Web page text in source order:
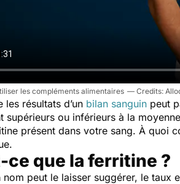
les compléments alimentaires
les résultats d’un bilan sanguin peut
supérieurs ou inférieurs à la
présent dans votre sang. À quoi
ce que la ferritine ?
nom peut le laisser suggérer, le taux